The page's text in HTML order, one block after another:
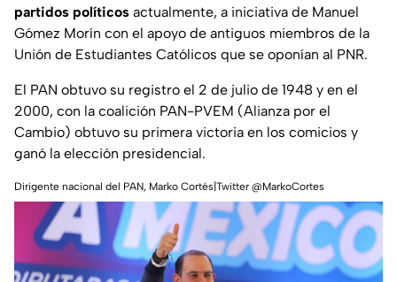
partidos políticos actualmente, a iniciativa de Manuel
Gómez Morín con el apoyo de antiguos miembros de la
Unión de Estudiantes Católicos que se oponían al PNR.
El PAN obtuvo su registro el 2 de julio de 1948 y en el
2000, con la coalición PAN-PVEM (Alianza por el
Cambio) obtuvo su primera victoria en los comicios y
ganó la elección presidencial.
Dirigente nacional del PAN, Marko Cortés|Twitter @MarkoCortes